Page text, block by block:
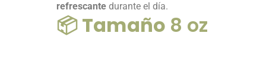
refrescante durante el día.
📦Tamaño 8 oz